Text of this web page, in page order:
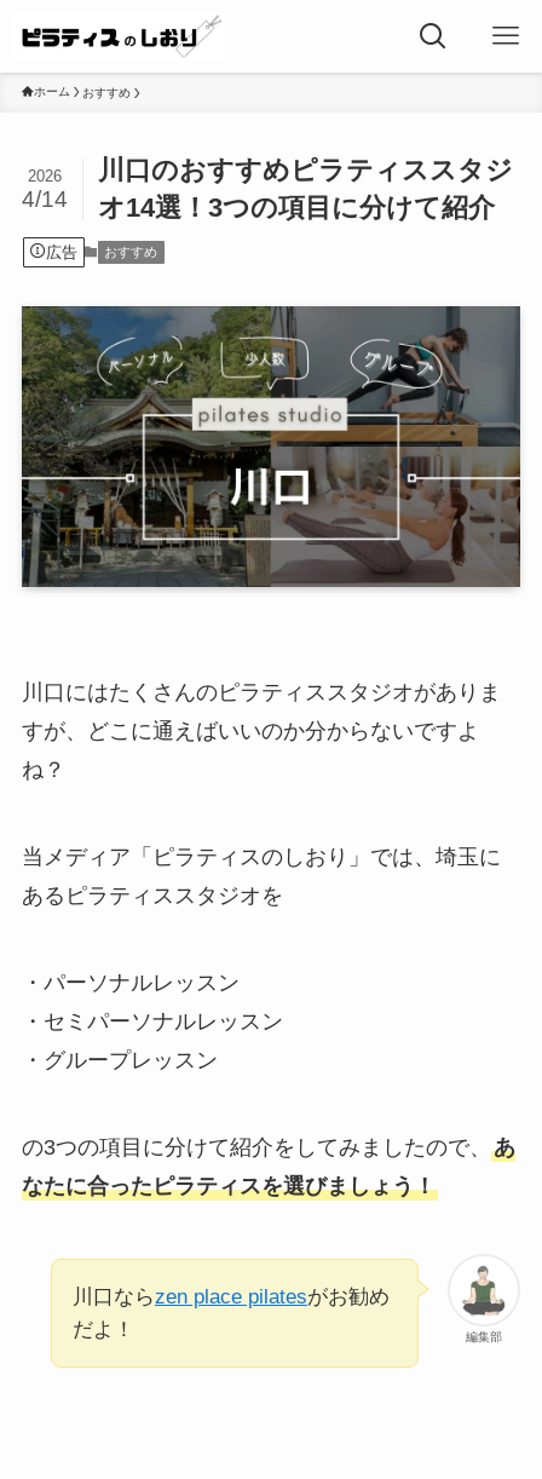
ホーム おすすめ
川口のおすすめピラティススタジ
オ14選！3つの項目に分けて紹介
2026
4/14
広告 おすすめ
川口にはたくさんのピラティススタジオがありま
すが、どこに通えばいいのか分からないですよ
ね？
当メディア「ピラティスのしおり」では、埼玉に
あるピラティススタジオを
・パーソナルレッスン
・セミパーソナルレッスン
・グループレッスン
の3つの項目に分けて紹介をしてみましたので、 あ
なたに合ったピラティスを選びましょう！
編集部
川口ならzen place pilatesがお勧め
だよ！